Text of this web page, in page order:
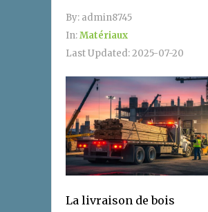
By: admin8745
In:Matériaux
Last Updated:2025-07-20
La livraison de bois